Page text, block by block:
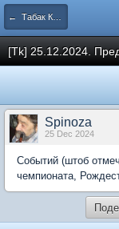
← Табак Коллегия
[Tk] 25.12.2024.
Spinoza
25 Dec 2024
Событий (штоб
чемпионата,